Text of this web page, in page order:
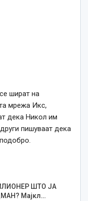
шират на
мрежа Икс,
дека Никол им
пишуваат дека
ШТО ЈА
Мајкл…